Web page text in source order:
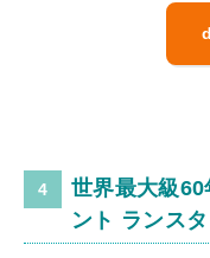
世界最大級
ント ランス